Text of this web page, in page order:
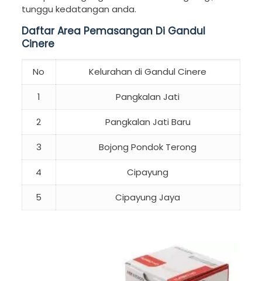
tunggu kedatangan anda.
Daftar Area Pemasangan Di Gandul
Cinere
No Kelurahan di Gandul Cinere
1 Pangkalan Jati
2 Pangkalan Jati Baru
3 Bojong Pondok Terong
4 Cipayung
5 Cipayung Jaya